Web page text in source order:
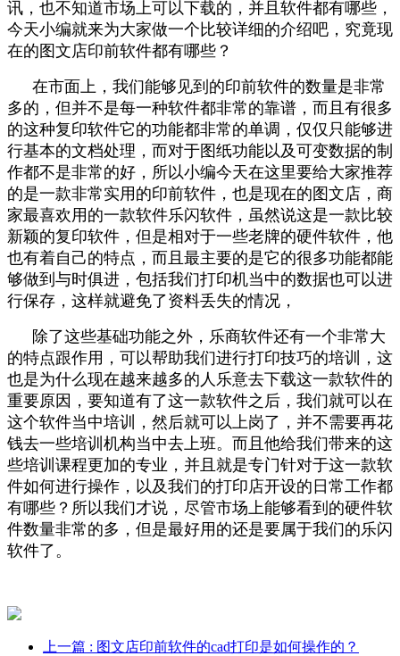
讯，也不知道市场上可以下载的，并且软件都有哪些，
今天小编就来为大家做一个比较详细的介绍吧，究竟现
在的图文店印前软件都有哪些？
在市面上，我们能够见到的印前软件的数量是非常
多的，但并不是每一种软件都非常的靠谱，而且有很多
的这种复印软件它的功能都非常的单调，仅仅只能够进
行基本的文档处理，而对于图纸功能以及可变数据的制
作都不是非常的好，所以小编今天在这里要给大家推荐
的是一款非常实用的印前软件，也是现在的图文店，商
家最喜欢用的一款软件乐闪软件，虽然说这是一款比较
新颖的复印软件，但是相对于一些老牌的硬件软件，他
也有着自己的特点，而且最主要的是它的很多功能都能
够做到与时俱进，包括我们打印机当中的数据也可以进
行保存，这样就避免了资料丢失的情况，
除了这些基础功能之外，乐商软件还有一个非常大
的特点跟作用，可以帮助我们进行打印技巧的培训，这
也是为什么现在越来越多的人乐意去下载这一款软件的
重要原因，要知道有了这一款软件之后，我们就可以在
这个软件当中培训，然后就可以上岗了，并不需要再花
钱去一些培训机构当中去上班。而且他给我们带来的这
些培训课程更加的专业，并且就是专门针对于这一款软
件如何进行操作，以及我们的打印店开设的日常工作都
有哪些？所以我们才说，尽管市场上能够看到的硬件软
件数量非常的多，但是最好用的还是要属于我们的乐闪
软件了。
上一篇 : 图文店印前软件的cad打印是如何操作的？